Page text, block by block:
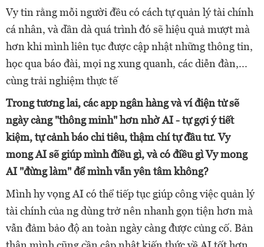
Vy tin rằng mỗi người đều có cách tự quản lý tài chính
cá nhân, và dần dà quá trình đó sẽ hiệu quả mượt mà
hơn khi mình liên tục được cập nhật những thông tin,
học qua báo đài, mọi ng xung quanh, các diễn đàn,...
cùng trải nghiệm thực tế
Trong tương lai, các app ngân hàng và ví điện tử sẽ
ngày càng "thông minh" hơn nhờ AI - tự gợi ý tiết
kiệm, tự cảnh báo chi tiêu, thậm chí tự đầu tư. Vy
mong AI sẽ giúp mình điều gì, và có điều gì Vy mong
AI "đừng làm" để mình vẫn yên tâm không?
Mình hy vọng AI có thể tiếp tục giúp công việc quản lý
tài chính của ng dùng trở nên nhanh gọn tiện hơn mà
vẫn đảm bảo độ an toàn ngày càng được củng cố. Bản